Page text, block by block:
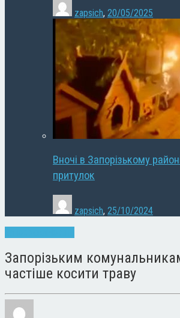
zapsich, 20/05/2025
Вночі в Запорізькому
притулок
zapsich, 25/10/2024
Запорізьким
частіше косити траву